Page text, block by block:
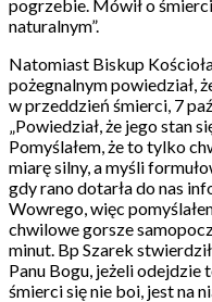
pogrzebie. Mówił o
naturalnym”.
Natomiast Biskup
pożegnalnym powiedział,
w przeddzień śmierci, 7
„Powiedział, że jego stan
Pomyślałem, że to tylko
miarę silny, a myśli
gdy rano dotarła do nas
Wowrego, więc
chwilowe gorsze
minut. Bp Szarek
Panu Bogu, jeżeli odejdzie
śmierci się nie boi, jest na